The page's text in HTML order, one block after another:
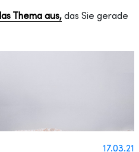
Thema aus, das Sie gerade
17.03.21